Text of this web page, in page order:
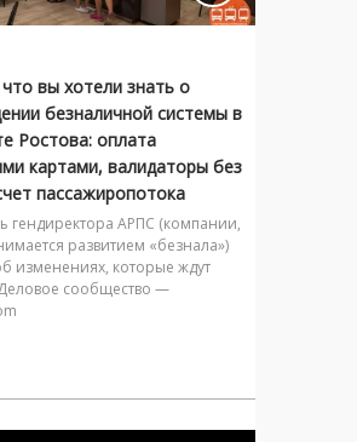
вы хотели знать о
безналичной системы в
Ростова: оплата
картами, валидаторы без
пассажиропотока
гендиректора АРПС (компании,
развитием «безнала»)
изменениях, которые ждут
сообщество —